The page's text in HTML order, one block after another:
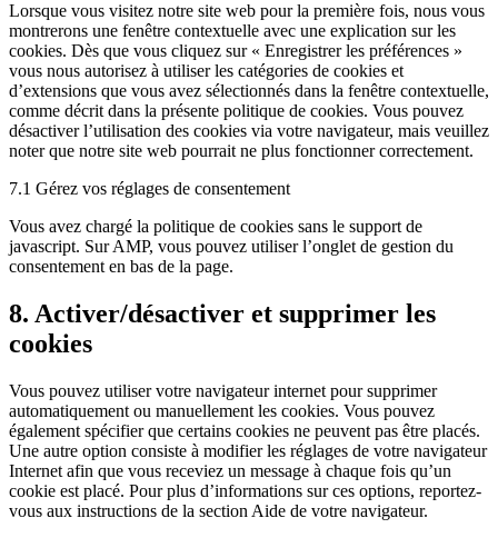
Lorsque vous visitez notre site web pour la première fois, nous vous
montrerons une fenêtre contextuelle avec une explication sur les
cookies. Dès que vous cliquez sur « Enregistrer les préférences »
vous nous autorisez à utiliser les catégories de cookies et
d’extensions que vous avez sélectionnés dans la fenêtre contextuelle,
comme décrit dans la présente politique de cookies. Vous pouvez
désactiver l’utilisation des cookies via votre navigateur, mais veuillez
noter que notre site web pourrait ne plus fonctionner correctement.
7.1 Gérez vos réglages de consentement
Vous avez chargé la politique de cookies sans le support de
javascript. Sur AMP, vous pouvez utiliser l’onglet de gestion du
consentement en bas de la page.
8. Activer/désactiver et supprimer les
cookies
Vous pouvez utiliser votre navigateur internet pour supprimer
automatiquement ou manuellement les cookies. Vous pouvez
également spécifier que certains cookies ne peuvent pas être placés.
Une autre option consiste à modifier les réglages de votre navigateur
Internet afin que vous receviez un message à chaque fois qu’un
cookie est placé. Pour plus d’informations sur ces options, reportez-
vous aux instructions de la section Aide de votre navigateur.